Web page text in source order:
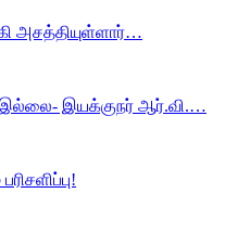
அசத்தியுள்ளார்…
இயக்குநர் ஆர்.வி.…